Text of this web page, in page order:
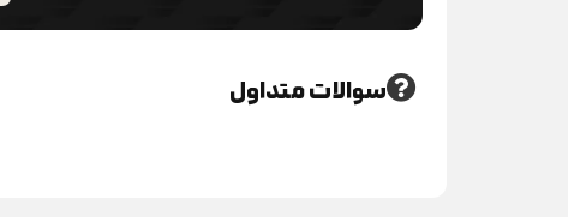
سوالات متداول